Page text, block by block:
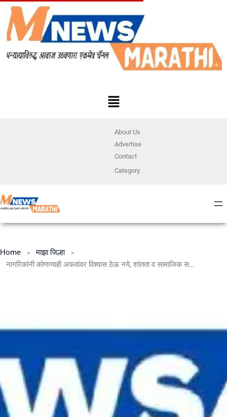
About Us
Advertise
Contact
Category
Home
माझा जिल्हा
नागरिकांनी कोणत्याही अफवांवर विश्वास ठेऊ नये, शांतता व सामाजिक सलोखा राखावा – कोल्हापूर परिक्षेत्राचे विशेष पोलीस महानिरीक्षक सुनील फुलारी